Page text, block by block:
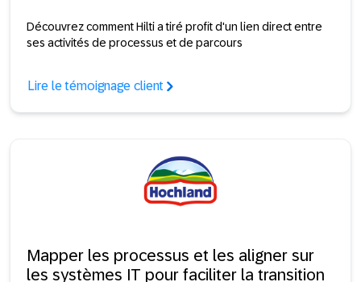
Découvrez comment Hilti a tiré profit d'un lien direct entre
ses activités de processus et de parcours
Lire le témoignage client
Mapper les processus et les aligner sur
les systèmes IT pour faciliter la transition